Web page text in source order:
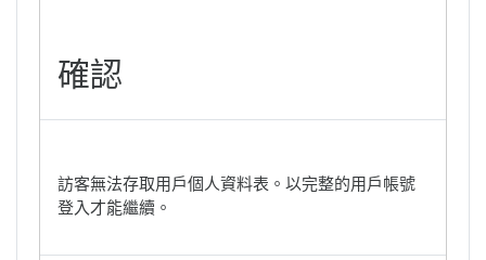
確認
訪客無法存取用戶個人資料表。以完整的用戶帳號
登入才能繼續。